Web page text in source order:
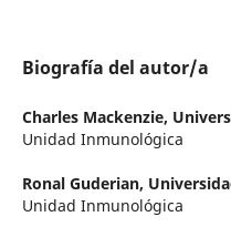
Biografía del autor/a
Charles Mackenzie,
Unidad Inmunológica
Ronal Guderian,
Unidad Inmunológica